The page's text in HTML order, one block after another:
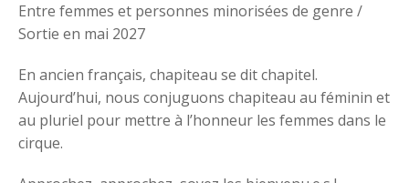
Entre femmes et personnes minorisées de genre /
Sortie en mai 2027
En ancien français, chapiteau se dit chapitel.
Aujourd’hui, nous conjuguons chapiteau au féminin et
au pluriel pour mettre à l’honneur les femmes dans le
cirque.